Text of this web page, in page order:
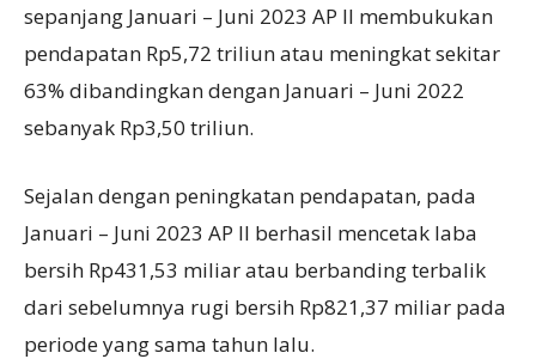
sepanjang Januari – Juni 2023 AP II membukukan
pendapatan Rp5,72 triliun atau meningkat sekitar
63% dibandingkan dengan Januari – Juni 2022
sebanyak Rp3,50 triliun.
Sejalan dengan peningkatan pendapatan, pada
Januari – Juni 2023 AP II berhasil mencetak laba
bersih Rp431,53 miliar atau berbanding terbalik
dari sebelumnya rugi bersih Rp821,37 miliar pada
periode yang sama tahun lalu.